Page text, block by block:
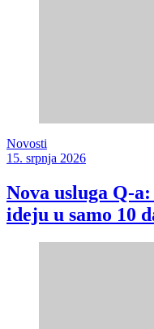
Novosti
15. srpnja 2026
Nova usluga Q-
ideju u samo 10